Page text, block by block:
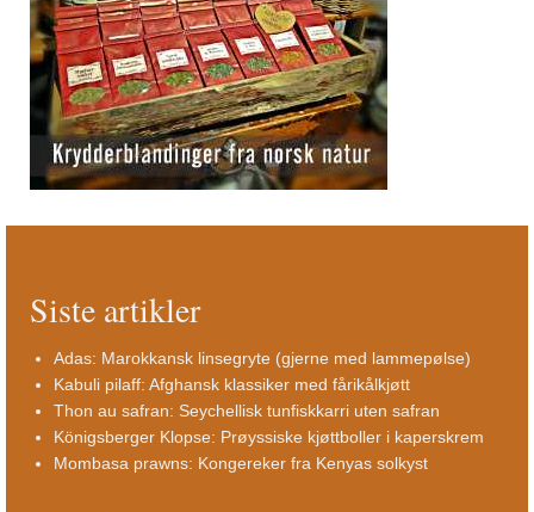
Siste artikler
Adas: Marokkansk linsegryte (gjerne med lammepølse)
Kabuli pilaff: Afghansk klassiker med fårikålkjøtt
Thon au safran: Seychellisk tunfiskkarri uten safran
Königsberger Klopse: Prøyssiske kjøttboller i kaperskrem
Mombasa prawns: Kongereker fra Kenyas solkyst